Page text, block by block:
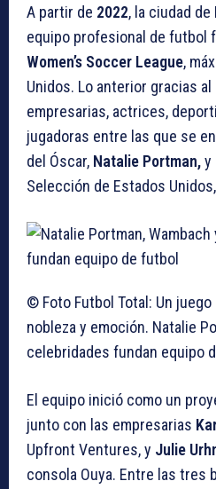
A partir de 2022, la ciudad
equipo profesional de futbol
Women’s Soccer League,
Unidos. Lo anterior gracias
empresarias, actrices,
jugadoras entre las que se
del Óscar, Natalie Portman,y
Selección de Estados Unidos,
© Foto Futbol Total: Un
nobleza y emoción. Natalie
celebridades fundan equipo
El equipo inició como un
junto con las empresarias
Upfront Ventures, y Julie
consola Ouya. Entre las tres